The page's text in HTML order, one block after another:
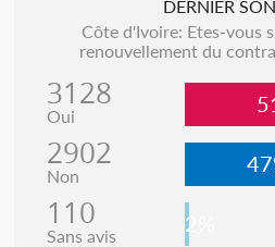
DERNIER
Côte d'Ivoire: Etes-vous
renouvellement du
3128
Oui
2902
Non
110
Sans avis 2%